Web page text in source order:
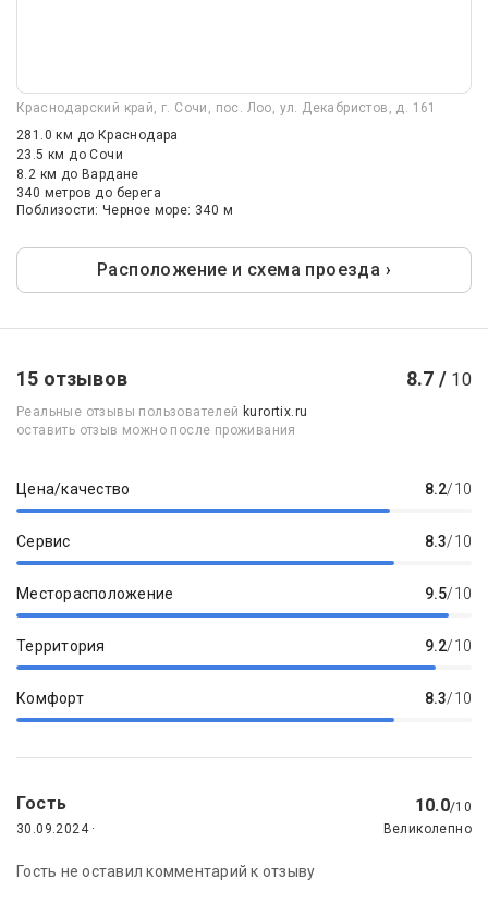
Краснодарский край, г. Сочи, пос. Лоо, ул. Декабристов, д. 161
281.0 км до Краснодара
23.5 кмдо Сочи
8.2 км до Вардане
340 метров до берега
Поблизости: Черное море: 340 м
Расположение и схема проезда ›
15 отзывов 8.7 / 10
Реальные отзывы пользователей kurortix.ru
оставить отзыв можно после проживания
Цена/качество 8.2/10
Сервис 8.3/10
Месторасположение 9.5/10
Территория 9.2/10
Комфорт 8.3/10
Гость 10.0/10
30.09.2024 ·
Великолепно
Гость не оставил комментарий к отзыву